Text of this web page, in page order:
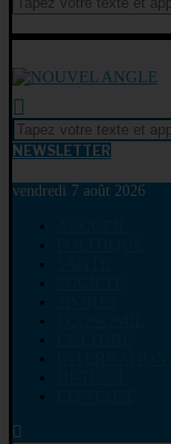
NEWSLETTER
vendredi 7 août 2026